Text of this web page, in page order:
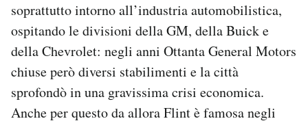
soprattutto intorno all’industria automobilistica,
ospitando le divisioni della GM, della Buick e
della Chevrolet: negli anni Ottanta General Motors
chiuse però diversi stabilimenti e la città
sprofondò in una gravissima crisi economica.
Anche per questo da allora Flint è famosa negli